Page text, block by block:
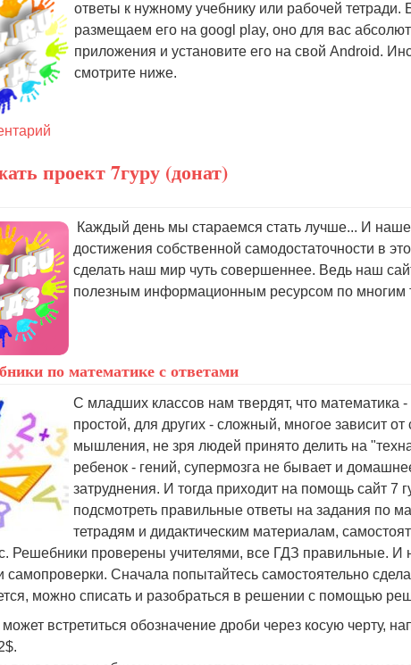
ответы к нужному учебнику или рабочей тетради.
размещаем его на googl play, оно для вас
приложения и установите его на свой Android.
смотрите ниже.
проект 7гуру (донат)
Каждый день мы стараемся стать лучше... И
достижения собственной самодостаточности в
сделать наш мир чуть совершеннее. Ведь наш
полезным информационным ресурсом по многим
по математике с ответами
С младших классов нам твердят, что математика
простой, для других - сложный, многое зависит от
мышления, не зря людей принято делить на
ребенок - гений, супермозга не бывает и
затруднения. И тогда приходит на помощь сайт 7
подсмотреть правильные ответы на задания по
тетрадям и дидактическим материалам,
Решебники проверены учителями, все ГДЗ правильные. И
самопроверки. Сначала попытайтесь самостоятельно
можно списать и разобраться в решении с помощью
встретиться обозначение дроби через косую черту,